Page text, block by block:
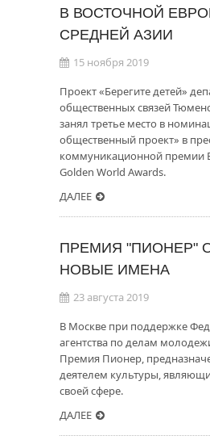
В ВОСТОЧНОЙ
СРЕДНЕЙ АЗИИ
15 ноября 2019
Проект «Берегите детей»
общественных связей
занял третье место в
общественный проект» в
коммуникационной премии
Golden World Awards.
ДАЛЕЕ
ПРЕМИЯ "ПИОНЕР"
НОВЫЕ ИМЕНА
23 августа 2019
В Москве при поддержке
агентства по делам
Премия Пионер,
деятелем культуры,
своей сфере.
ДАЛЕЕ